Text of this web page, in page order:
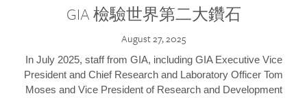
GIA 檢驗世界第二大鑽石
August 27, 2025
In July 2025, staff from GIA, including GIA Executive Vice
President and Chief Research and Laboratory Officer Tom
Moses and Vice President of Research and Development